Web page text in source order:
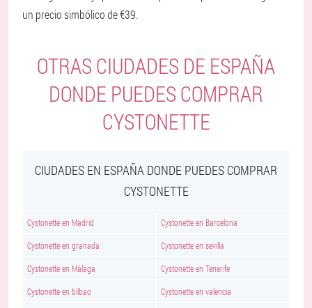
un precio simbólico de €39.
OTRAS CIUDADES DE ESPAÑA
DONDE PUEDES COMPRAR
CYSTONETTE
CIUDADES EN ESPAÑA DONDE PUEDES COMPRAR
CYSTONETTE
Cystonette en Madrid Cystonette en Barcelona
Cystonette en granada Cystonette en sevilla
Cystonette en Málaga Cystonette en Tenerife
Cystonette en bilbao Cystonette en valencia